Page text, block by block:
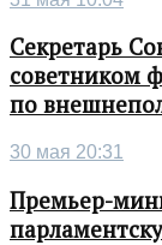
Секретарь
советником
по
30 мая 20:31
Премьер-